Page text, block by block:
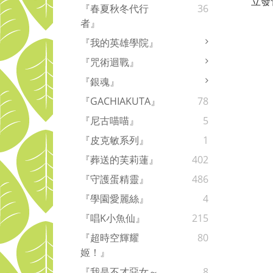
『春夏秋冬代行
者』
36
『我的英雄學院』
『咒術迴戰』
『銀魂』
『GACHIAKUTA』
78
『尼古喵喵』
5
『皮克敏系列』
1
『葬送的芙莉蓮』
402
『守護蛋精靈』
486
『學園愛麗絲』
4
『唱K小魚仙』
215
『超時空輝耀
姬！』
80